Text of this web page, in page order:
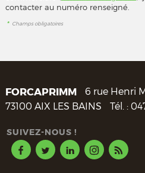
contacter au numéro renseigné.
* Champs obligatoires
FORCAPRIMM
6 rue Henri
73100 AIX LES BAINS Tél. :
SUIVEZ-NOUS !